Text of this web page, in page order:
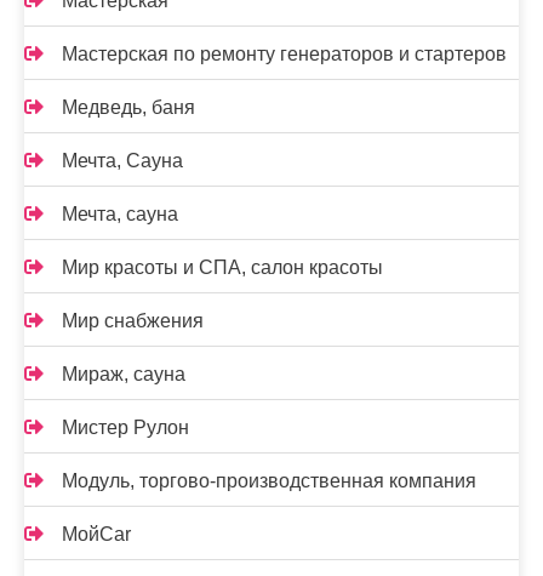
Мастерская по ремонту генераторов и стартеров
Медведь, баня
Мечта, Сауна
Мечта, сауна
Мир красоты и СПА, салон красоты
Мир снабжения
Мираж, сауна
Мистер Рулон
Модуль, торгово-производственная компания
МойCar